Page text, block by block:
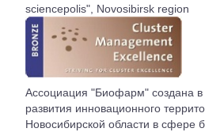
НОВОСТИ
АКТУАЛЬНОЕ
ВСТУПЛЕНИЕ
sciencepolis", Novosibirsk region
Ассоциация "Биофарм" создана в
развития инновационного
Новосибирской области в сфере